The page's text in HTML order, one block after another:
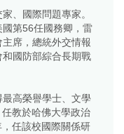
家、國際問題專家。
第56任國務卿，雷
席，總統外交情報
國防部綜合長期戰
高榮譽學士、文學
教於哈佛大學政治
任該校國際關係研